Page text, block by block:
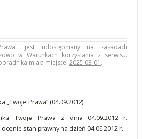
„Twoje Prawa” (04.09.2012)
Twoje Prawa z dnia 04.09.2012 r.
stan prawny na dzień 04.09.2012 r.
jest udostępniany na zasadach
w Warunkach korzystania z serwisu.
miała miejsce: 2025-03-01 .